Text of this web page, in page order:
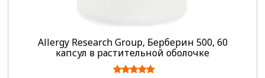
Allergy Research Group, Берберин 500, 60
капсул в растительной оболочке